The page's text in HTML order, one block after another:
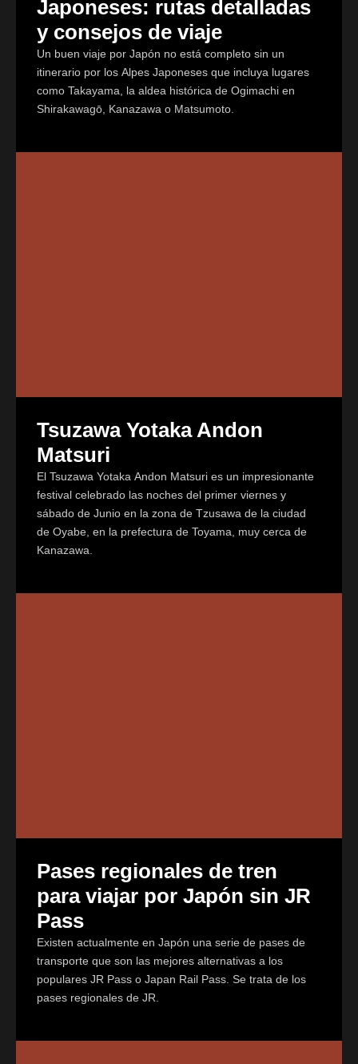
Japoneses: rutas detalladas
y consejos de viaje
Un buen viaje por Japón no está completo sin un
itinerario por los Alpes Japoneses que incluya lugares
como Takayama, la aldea histórica de Ogimachi en
Shirakawagō, Kanazawa o Matsumoto.
Tsuzawa Yotaka Andon
Matsuri
El Tsuzawa Yotaka Andon Matsuri es un impresionante
festival celebrado las noches del primer viernes y
sábado de Junio en la zona de Tzusawa de la ciudad
de Oyabe, en la prefectura de Toyama, muy cerca de
Kanazawa.
Pases regionales de tren
para viajar por Japón sin JR
Pass
Existen actualmente en Japón una serie de pases de
transporte que son las mejores alternativas a los
populares JR Pass o Japan Rail Pass. Se trata de los
pases regionales de JR.